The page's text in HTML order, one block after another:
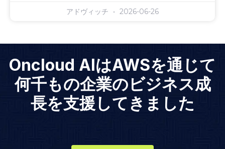
アドヴィッチ 2026-06-26
Oncloud AIはAWSを通じて
何千もの企業のビジネス成
長を支援してきました